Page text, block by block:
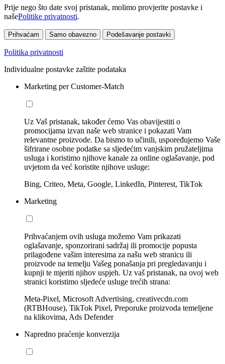
Prije nego što date svoj pristanak, molimo provjerite postavke i
našePolitike privatnosti.
Prihvaćam Samo obavezno Podešavanje postavki
Politika privatnosti
Individualne postavke zaštite podataka
Marketing per Customer-Match
Uz Vaš pristanak, također ćemo Vas obavijestiti o
promocijama izvan naše web stranice i pokazati Vam
relevantne proizvode. Da bismo to učinili, uspoređujemo Vaše
šifrirane osobne podatke sa sljedećim vanjskim pružateljima
usluga i koristimo njihove kanale za online oglašavanje, pod
uvjetom da već koristite njihove usluge:
Bing, Criteo, Meta, Google, LinkedIn, Pinterest, TikTok
Marketing
Prihvaćanjem ovih usluga možemo Vam prikazati
oglašavanje, sponzorirani sadržaj ili promocije popusta
prilagođene vašim interesima za našu web stranicu ili
proizvode na temelju Vašeg ponašanja pri pregledavanju i
kupnji te mjeriti njihov uspjeh. Uz vaš pristanak, na ovoj web
stranici koristimo sljedeće usluge trećih strana:
Meta-Pixel, Microsoft Advertising, creativecdn.com
(RTBHouse), TikTok Pixel, Preporuke proizvoda temeljene
na klikovima, Ads Defender
Napredno praćenje konverzija